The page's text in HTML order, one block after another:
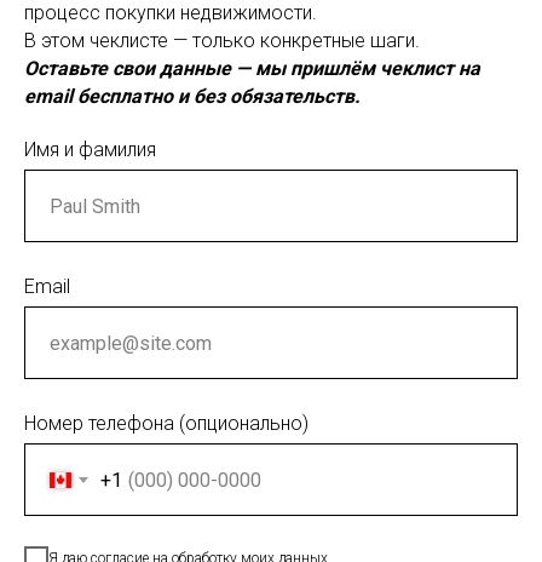
процесс покупки недвижимости.
В этом чеклисте — только конкретные шаги.
Оставьте свои данные — мы пришлём чеклист на
email бесплатно и без обязательств.
Имя и фамилия
Email
Номер телефона (опционально)
+1
Я даю согласие на обработку моих данных